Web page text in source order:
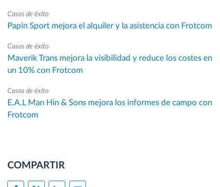
Casos de éxito
Papin Sport mejora el alquiler y la asistencia con Frotcom
Casos de éxito
Maverik Trans mejora la visibilidad y reduce los costes en
un 10% con Frotcom
Casos de éxito
E.A.L Man Hin & Sons mejora los informes de campo con
Frotcom
COMPARTIR